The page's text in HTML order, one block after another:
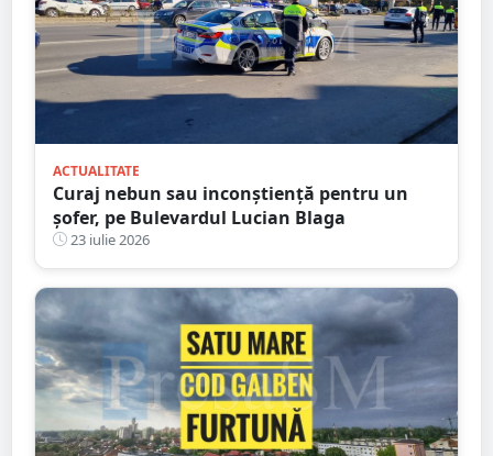
ACTUALITATE
Curaj nebun sau inconștiență pentru un
șofer, pe Bulevardul Lucian Blaga
23 iulie 2026